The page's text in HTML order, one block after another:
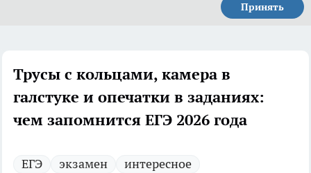
Принять
Трусы с кольцами, камера в
галстуке и опечатки в заданиях:
чем запомнится ЕГЭ 2026 года
ЕГЭ экзамен интересное